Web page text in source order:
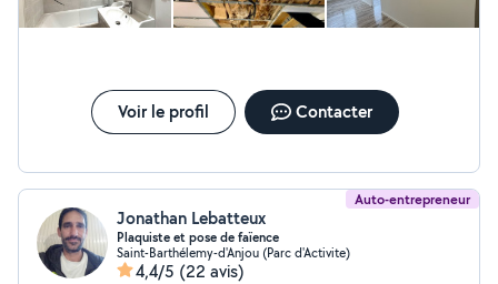
Voir le profil Contacter
Auto-entrepreneur
Jonathan Lebatteux
Plaquiste et pose de faïence
Saint-Barthélemy-d'Anjou (Parc d'Activite)
4,4/5 (22 avis)